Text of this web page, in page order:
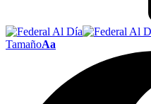
TamañoAa